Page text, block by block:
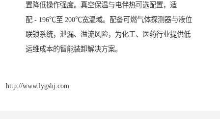
置降低操作强度。真空保温与电伴热可选配置，适
配 - 196℃至 200℃宽温域。配备可燃气体探测器与液位
联锁系统，泄漏、溢流风险，为化工、医药行业提供低
运维成本的智能装卸解决方案。
http://www.lygshj.com